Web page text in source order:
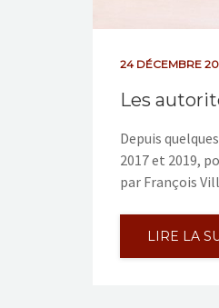
24 DÉCEMBRE
Les
Depuis
2017 et 2019,
par François
LIRE LA